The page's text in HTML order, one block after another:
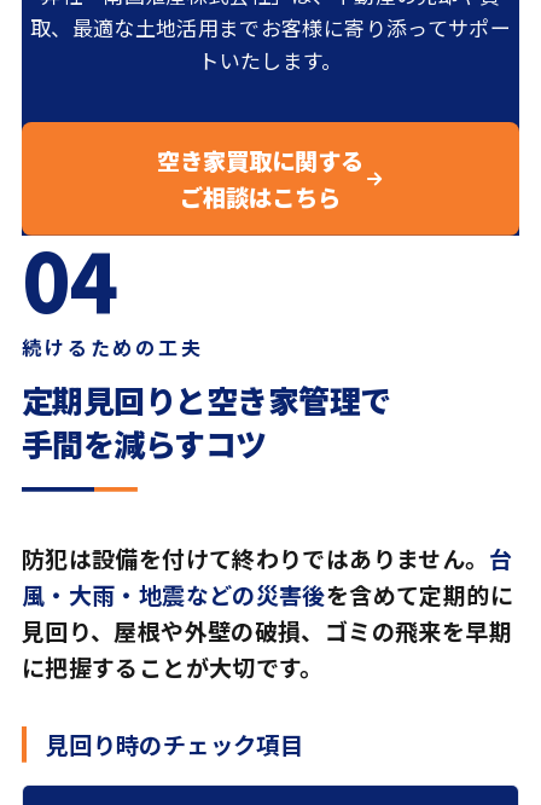
取、最適な土地活用までお客様に寄り添ってサポー
トいたします。
空き家買取に関する
ご相談はこちら
04
続けるための工夫
定期見回りと空き家管理で
手間を減らすコツ
防犯は設備を付けて終わりではありません。 台
風・大雨・地震などの災害後を含めて定期的に
見回り、屋根や外壁の破損、ゴミの飛来を早期
に把握することが大切です。
見回り時のチェック項目